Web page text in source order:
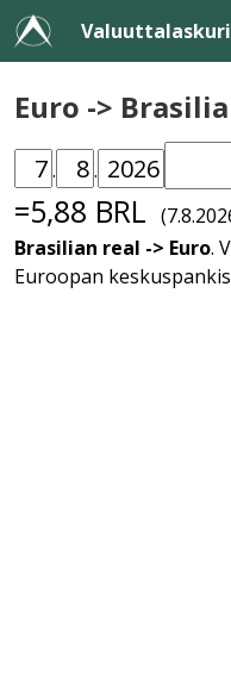
Valuuttalaskuri
Euro ->
. .
=5,88 BRL
Brasilian real -> Euro.
Euroopan